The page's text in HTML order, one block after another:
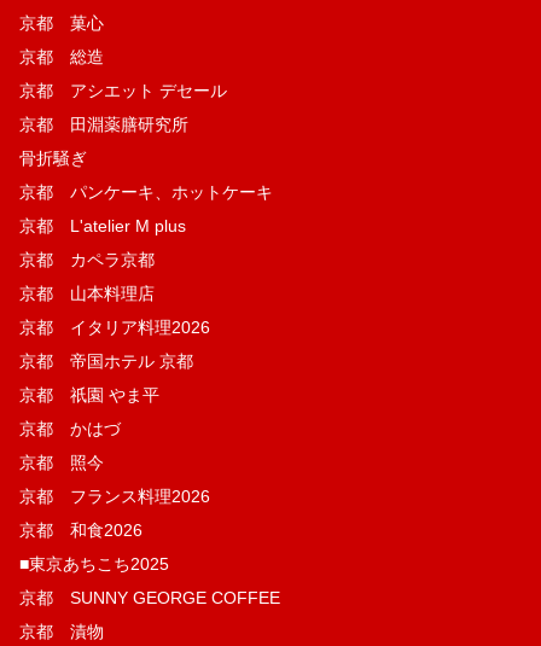
京都 菓​心
京都 総造
京都 アシエット デセール
京都 田淵薬膳研究所
骨折騒ぎ
京都 パンケーキ、ホットケーキ
京都 L'atelier M plus
京都 カペラ京都
京都 山本料理店
京都 イタリア料理2026
京都 帝国ホテル 京都
京都 祇園 やま平
京都 かはづ
京都 照今
京都 フランス料理2026
京都 和食2026
■東京あちこち2025
京都 SUNNY GEORGE COFFEE
京都 漬物